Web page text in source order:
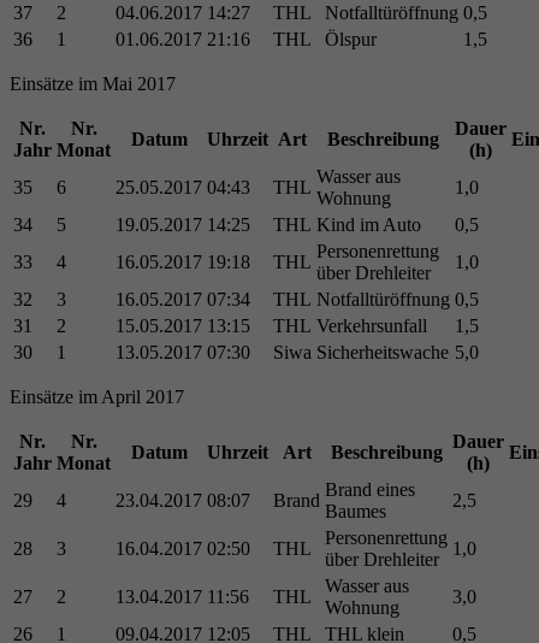
37
2 04.06.2017 14:27 THL Notfalltüröffnung 0,5
36
1 01.06.2017 21:16 THL Ölspur 1,5
Einsätze im Mai 2017
Nr.
Jahr
Nr.
Monat
Datum Uhrzeit Art Beschreibung
Dauer
(h)
35 6 25.05.2017 04:43 THL
Wasser aus
Wohnung
1,0
34
5 19.05.2017 14:25 THL Kind im Auto
0,5
33
4 16.05.2017 19:18 THL
Personenrettung
über Drehleiter
1,0
32
3 16.05.2017 07:34 THL Notfalltüröffnung 0,5
31
2 15.05.2017 13:15 THL Verkehrsunfall
1,5
30
1 13.05.2017 07:30 Siwa Sicherheitswache 5,0
Einsätze im April 2017
Nr.
Jahr
Nr.
Monat
Datum Uhrzeit Art Beschreibung
Dauer
(h)
29 4 23.04.2017 08:07 Brand
Brand eines
Baumes
2,5
28 3 16.04.2017 02:50 THL
Personenrettung
über Drehleiter
1,0
27 2 13.04.2017 11:56 THL
Wasser aus
Wohnung
3,0
26
1 09.04.2017 12:05 THL THL klein 0,5